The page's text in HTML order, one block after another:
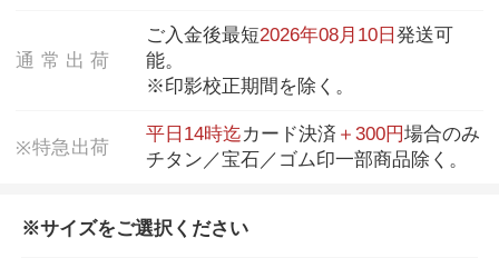
通 常 出 荷
ご入金後最短2026年08月10日発送可
能。
※印影校正期間を除く。
※特急出荷
平日14時迄カード決済 ＋300円場合のみ
チタン／宝石／ゴム印一部商品除く。
※サイズをご選択ください